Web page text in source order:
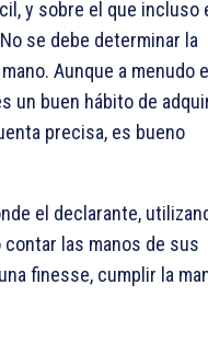
y sobre el que incluso
se debe determinar la
Aunque a menudo
un buen hábito de
precisa, es bueno
el declarante,
las manos de sus
finesse, cumplir la